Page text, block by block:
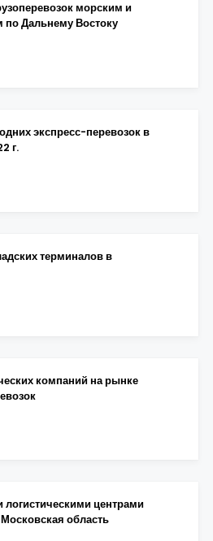
морским и
Дальнему Востоку
экспресс-перевозок в
г.
терминалов в
компаний на рынке
логистическими центрами
область